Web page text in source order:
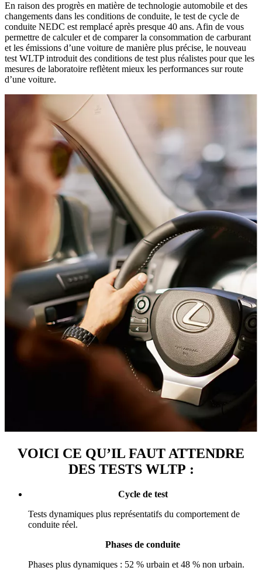
En raison des progrès en matière de technologie automobile et des
changements dans les conditions de conduite, le test de cycle de
conduite NEDC est remplacé après presque 40 ans. Afin de vous
permettre de calculer et de comparer la consommation de carburant
et les émissions d’une voiture de manière plus précise, le nouveau
test WLTP introduit des conditions de test plus réalistes pour que les
mesures de laboratoire reflètent mieux les performances sur route
d’une voiture.
VOICI CE QU’IL FAUT ATTENDRE
DES TESTS WLTP :
Cycle de test
Tests dynamiques plus représentatifs du comportement de
conduite réel.
Phases de conduite
Phases plus dynamiques : 52 % urbain et 48 % non urbain.